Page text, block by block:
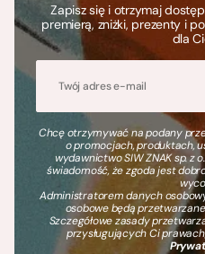
Zapisz się i otrzymaj
premierą, zniżki, prezenty i
dla
Chcę otrzymywać na podany
o promocjach, produktach,
wydawnictwo SIW ZNAK sp. z
świadomość, że zgoda jest
Administratorem danych
osobowe będą
Szczegółowe zasady
przysługujących Ci